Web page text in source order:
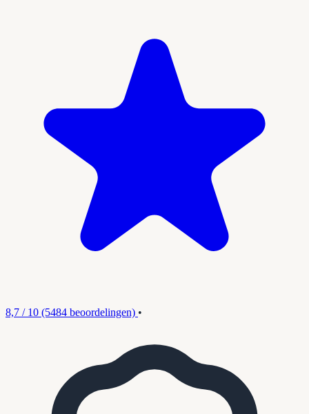
8,7 / 10 (5484 beoordelingen) •